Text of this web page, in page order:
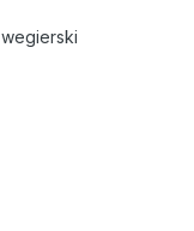
wegierski